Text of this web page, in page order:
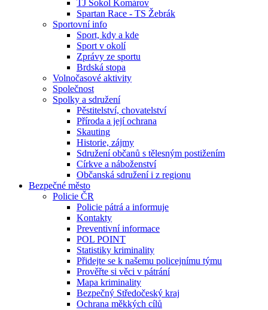
TJ Sokol Komárov
Spartan Race - TS Žebrák
Sportovní info
Sport, kdy a kde
Sport v okolí
Zprávy ze sportu
Brdská stopa
Volnočasové aktivity
Společnost
Spolky a sdružení
Pěstitelství, chovatelství
Příroda a její ochrana
Skauting
Historie, zájmy
Sdružení občanů s tělesným postižením
Církve a náboženství
Občanská sdružení i z regionu
Bezpečné město
Policie ČR
Policie pátrá a informuje
Kontakty
Preventivní informace
POL POINT
Statistiky kriminality
Přidejte se k našemu policejnímu týmu
Prověřte si věci v pátrání
Mapa kriminality
Bezpečný Středočeský kraj
Ochrana měkkých cílů